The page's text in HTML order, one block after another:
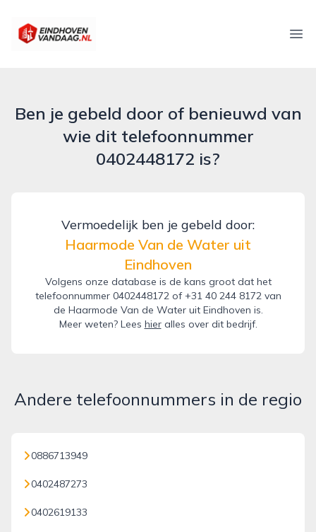
eindhovenvandaag.nl
Ben je gebeld door of benieuwd van
wie dit telefoonnummer
0402448172 is?
Vermoedelijk ben je gebeld door:
Haarmode Van de Water uit
Eindhoven
Volgens onze database is de kans groot dat het
telefoonnummer 0402448172 of +31 40 244 8172 van
de Haarmode Van de Water uit Eindhoven is.
Meer weten? Lees hieralles over dit bedrijf.
Andere telefoonnummers in de regio
0886713949
0402487273
0402619133